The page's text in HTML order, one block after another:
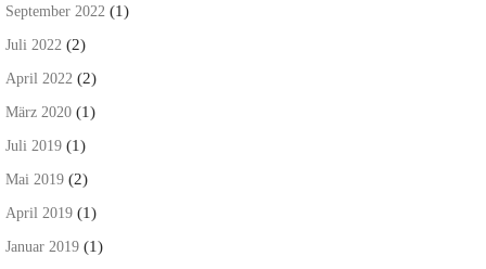
September 2022 (1)
Juli 2022 (2)
April 2022 (2)
März 2020 (1)
Juli 2019 (1)
Mai 2019 (2)
April 2019 (1)
Januar 2019 (1)